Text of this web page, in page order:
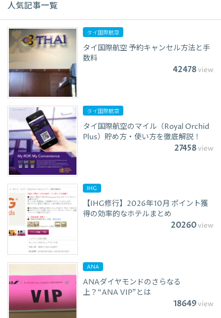
人気記事一覧
タイ国際航空
タイ国際航空 予約キャンセル方法と手
数料
42478view
タイ国際航空
タイ国際航空のマイル（Royal Orchid
Plus）貯め方・使い方を徹底解説！
27458view
IHG
【IHG修行】2026年10月 ポイント獲
得の効率的なホテルまとめ
20260view
ANA
ANAダイヤモンドのさらなる
上？“ANA VIP”とは
18649view